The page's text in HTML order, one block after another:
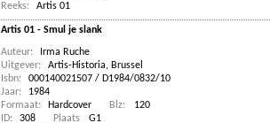
Reeks:
Artis 01
Artis 01 - Smul je slank
Auteur:
Irma Ruche
Uitgever:
Artis-Historia, Brussel
Isbn:
000140021507 / D1984/0832/10
Jaar:
1984
Formaat:
Hardcover Blz:
120
ID:
308 Plaats
G1